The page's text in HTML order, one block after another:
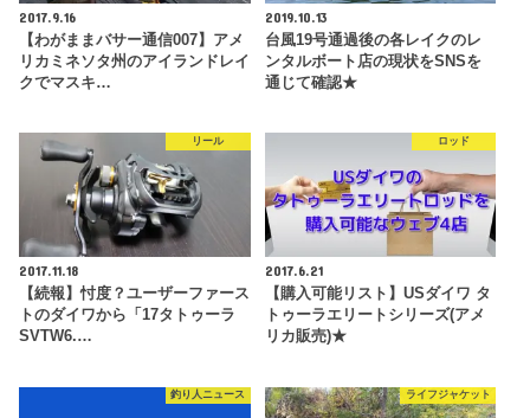
2017.9.16
【わがままバサー通信007】アメ
リカミネソタ州のアイランドレイ
クでマスキ…
2019.10.13
台風19号通過後の各レイクのレ
ンタルボート店の現状をSNSを
通じて確認★
リール
2017.11.18
【続報】忖度？ユーザーファース
トのダイワから「17タトゥーラ
SVTW6.…
ロッド
2017.6.21
【購入可能リスト】USダイワ タ
トゥーラエリートシリーズ(アメ
リカ販売)★
釣り人ニュース ライフジャケット